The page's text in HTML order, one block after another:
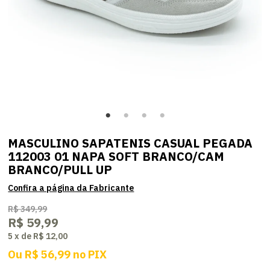
MASCULINO SAPATENIS CASUAL PEGADA
112003 01 NAPA SOFT BRANCO/CAM
BRANCO/PULL UP
R$ 349,99
R$ 59,99
5 x de R$ 12,00
Ou R$ 56,99 no PIX